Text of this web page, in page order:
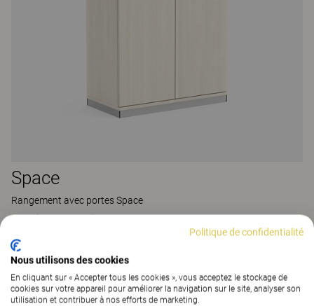
Space
Rangement avec portes Space
48 Colors|95 Versions
Politique de confidentialité
Nous utilisons des cookies
En cliquant sur « Accepter tous les cookies », vous acceptez le stockage de
cookies sur votre appareil pour améliorer la navigation sur le site, analyser son
utilisation et contribuer à nos efforts de marketing.